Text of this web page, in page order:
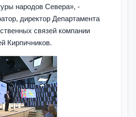
народов Севера», -
директор Департамента
связей компании
Кирпичников.